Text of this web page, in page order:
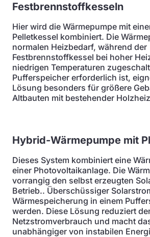
Festbrennstoffkesseln
Hier wird die Wärmepumpe mit
Pelletkessel kombiniert. Die
normalen Heizbedarf, während der
Festbrennstoffkessel bei hoher
niedrigen Temperaturen
Pufferspeicher erforderlich ist,
Lösung besonders für größere
Altbauten mit bestehender
Hybrid-Wärmepumpe mit
Dieses System kombiniert eine
einer Photovoltaikanlage. Die
vorrangig den selbst erzeugten
Betrieb.. Überschüssiger
Wärmespeicherung in einem
werden. Diese Lösung reduziert
Netzstromverbrauch und macht
unabhängiger von instabilen